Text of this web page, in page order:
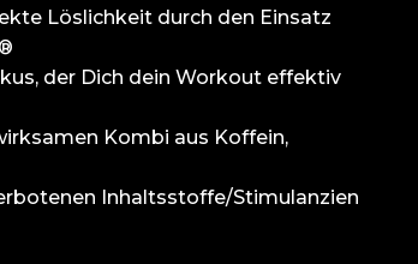
Löslichkeit durch den Einsatz
der Dich dein Workout effektiv
Kombi aus Koffein,
Inhaltsstoffe/Stimulanzien